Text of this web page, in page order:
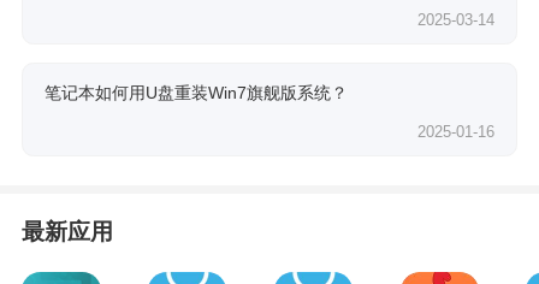
2025-03-14
笔记本如何用U盘重装Win7旗舰版系统？
2025-01-16
最新应用